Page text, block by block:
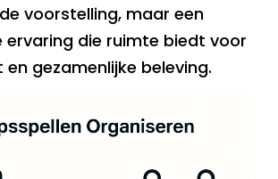
voorstelling, maar een
ervaring die ruimte biedt voor
gezamenlijke beleving.